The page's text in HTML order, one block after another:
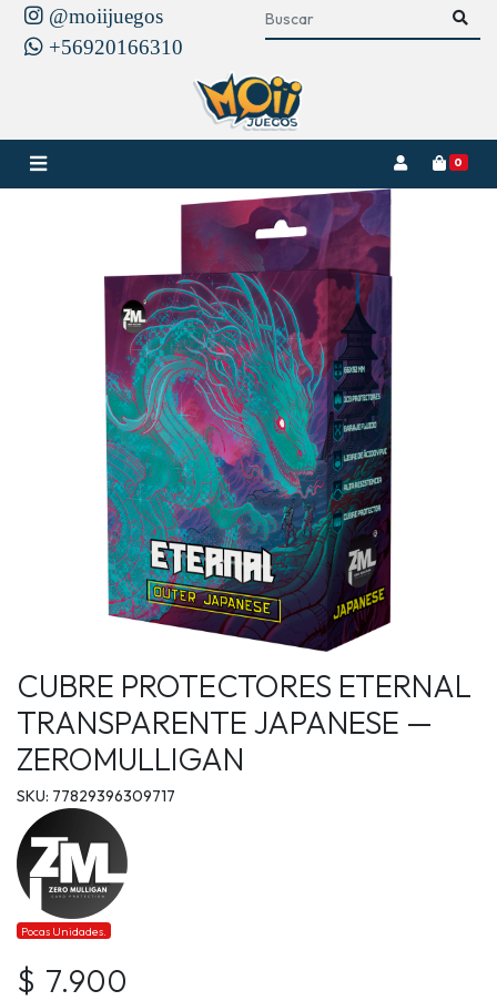
@moiijuegos
+56920166310
0
CUBRE PROTECTORES ETERNAL
TRANSPARENTE JAPANESE —
ZEROMULLIGAN
SKU: 77829396309717
Pocas Unidades.
$ 7.900